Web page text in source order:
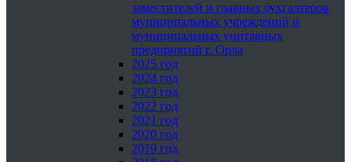
заместителей и главных бухгалтеров
муниципальных учреждений и
муниципальных унитарных
предприятий г. Орла
2025 год
2024 год
2023 год
2022 год
2021 год
2020 год
2019 год